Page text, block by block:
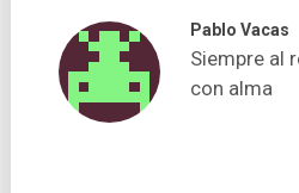
Pablo Vacas
Siempre al
con alma